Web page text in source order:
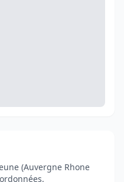
(Auvergne Rhone